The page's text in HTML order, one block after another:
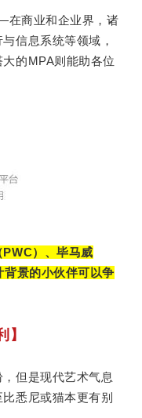
在商业和企业界，诸
信息系统等领域，
的MPA则能助各位
）、毕马威
背景的小伙伴可以争
】
但是现代艺术气息
悉尼或猫本更有别